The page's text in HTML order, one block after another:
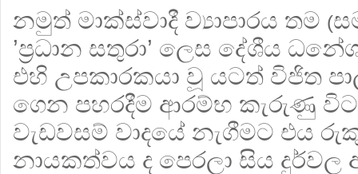
නමුත් මාක්ස්වාදී ව්‍යාපාරය තම (
’ප‍්‍රධාන සතුරා’ ලෙස දේශීය
එහි උපකාරකයා වූ යටත් විජිත
ගෙන පහරදීම ආරම්භ කැරුණු
වැඩවසම් වාදයේ නැගීමට එය
නායකත්වය ද පෙරලා සිය දුර්වල